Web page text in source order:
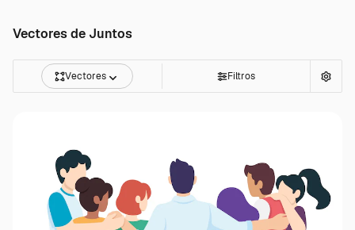
Vectores de Juntos
Vectores Filtros